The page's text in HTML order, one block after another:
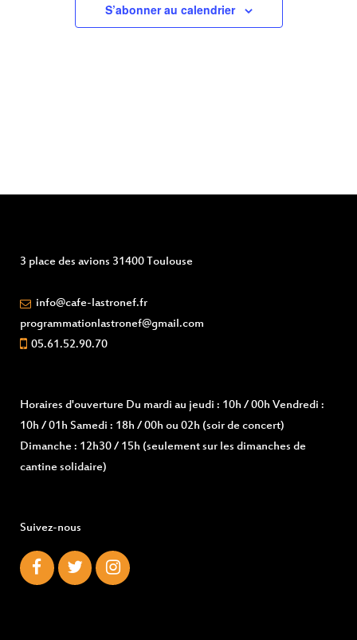
VUES
S’abonner au calendrier
3 place des avions 31400 Toulouse
info@cafe-lastronef.fr
programmationlastronef@gmail.com
05.61.52.90.70
Horaires d'ouverture Du mardi au jeudi : 10h / 00h Vendredi :
10h / 01h Samedi : 18h / 00h ou 02h (soir de concert)
Dimanche : 12h30 / 15h (seulement sur les dimanches de
cantine solidaire)
Suivez-nous